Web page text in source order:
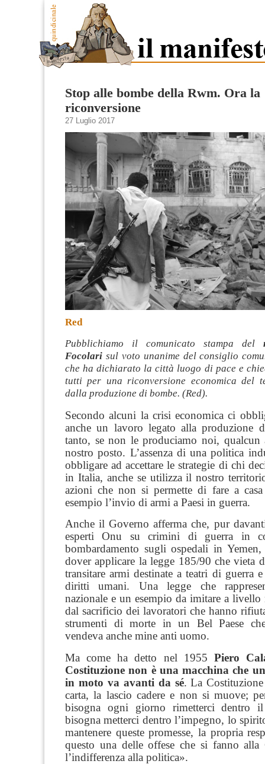
Stop alle bombe della Rwm. Ora la
riconversione
27 Luglio 2017
Red
Pubblichiamo il comunicato stampa del
Focolari sul voto unanime del consiglio
che ha dichiarato la città luogo di pace e
tutti per una riconversione economica del
dalla produzione di bombe. (Red).
Secondo alcuni la crisi economica ci
anche un lavoro legato alla produzione
tanto, se non le produciamo noi,
nostro posto. L’assenza di una politica
obbligare ad accettare le strategie di chi
in Italia, anche se utilizza il nostro
azioni che non si permette di fare a
esempio l’invio di armi a Paesi in guerra.
Anche il Governo afferma che, pur
esperti Onu su crimini di guerra in
bombardamento sugli ospedali in
dover applicare la legge 185/90 che vieta
transitare armi destinate a teatri di guerra
diritti umani. Una legge che
nazionale e un esempio da imitare a livello
dal sacrificio dei lavoratori che hanno
strumenti di morte in un Bel Paese
vendeva anche mine anti uomo.
Ma come ha detto nel 1955 Piero
Costituzione non è una macchina che
in moto va avanti da sé. La
carta, la lascio cadere e non si muove;
bisogna ogni giorno rimetterci dentro il
bisogna metterci dentro l’impegno, lo
mantenere queste promesse, la propria
questo una delle offese che si fanno alla
l’indifferenza alla politica».